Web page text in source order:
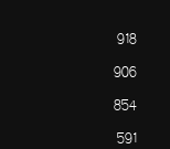
918
906
854
591